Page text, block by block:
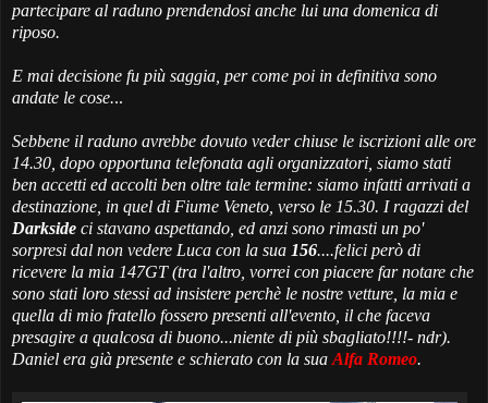
partecipare al raduno prendendosi anche lui una domenica di
riposo.
E mai decisione fu più saggia, per come poi in definitiva sono
andate le cose...
Sebbene il raduno avrebbe dovuto veder chiuse le iscrizioni alle ore
14.30, dopo opportuna telefonata agli organizzatori, siamo stati
ben accetti ed accolti ben oltre tale termine: siamo infatti arrivati a
destinazione, in quel di Fiume Veneto, verso le 15.30. I ragazzi del
Darkside ci stavano aspettando, ed anzi sono rimasti un po'
sorpresi dal non vedere Luca con la sua 156....felici però di
ricevere la mia 147GT (tra l'altro, vorrei con piacere far notare che
sono stati loro stessi ad insistere perchè le nostre vetture, la mia e
quella di mio fratello fossero presenti all'evento, il che faceva
presagire a qualcosa di buono...niente di più sbagliato!!!!- ndr).
Daniel era già presente e schierato con la sua Alfa Romeo.